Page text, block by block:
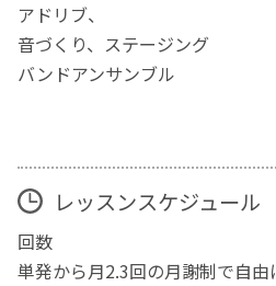
アドリブ、
音づくり、ステージング
バンドアンサンブル
レッスンスケジュール
回数
単発から月2.3回の月謝制で自由